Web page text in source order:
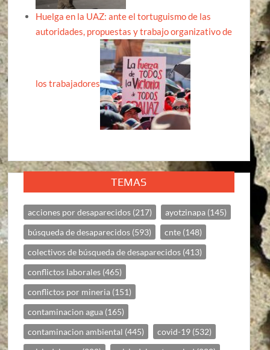
Huelga en la UAZ: ante el tortuguismo de las
autoridades, propuestas y trabajo organizativo de
los trabajadores
TEMAS
acciones por desaparecidos (217) ayotzinapa (145)
búsqueda de desaparecidos (593) cnte (148)
colectivos de búsqueda de desaparecidos (413)
conflictos laborales (465)
conflictos por mineria (151)
contaminacion agua (165)
contaminacion ambiental (445) covid-19 (532)